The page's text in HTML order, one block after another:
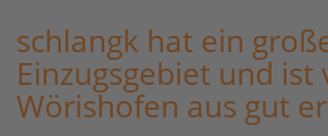
schlangk hat ein
Einzugsgebiet und ist
Wörishofen aus gut